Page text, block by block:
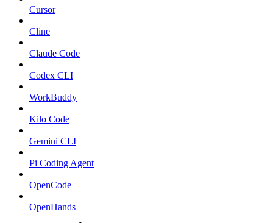
Cursor
Cline
Claude Code
Codex CLI
WorkBuddy
Kilo Code
Gemini CLI
Pi Coding Agent
OpenCode
OpenHands